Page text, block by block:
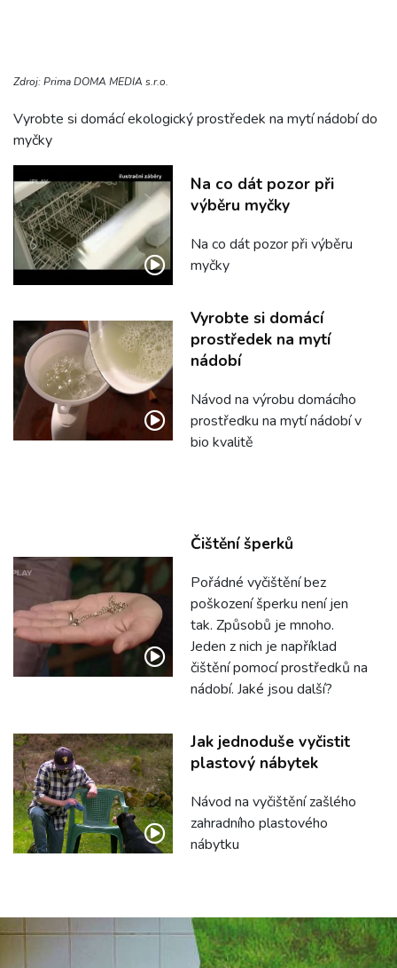
Zdroj: Prima DOMA MEDIA s.r.o.
Vyrobte si domácí ekologický prostředek na mytí nádobí do
myčky
Na co dát pozor při
výběru myčky
Na co dát pozor při výběru
myčky
Vyrobte si domácí
prostředek na mytí
nádobí
Návod na výrobu domácího
prostředku na mytí nádobí v
bio kvalitě
Čištění šperků
Pořádné vyčištění bez
poškození šperku není jen
tak. Způsobů je mnoho.
Jeden z nich je například
čištění pomocí prostředků na
nádobí. Jaké jsou další?
Jak jednoduše vyčistit
plastový nábytek
Návod na vyčištění zašlého
zahradního plastového
nábytku